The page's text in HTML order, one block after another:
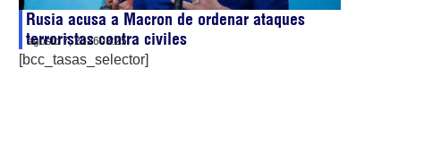
Rusia acusa a Macron de ordenar ataques
terroristas contra civiles
agosto 7, 202603:25
[bcc_tasas_selector]